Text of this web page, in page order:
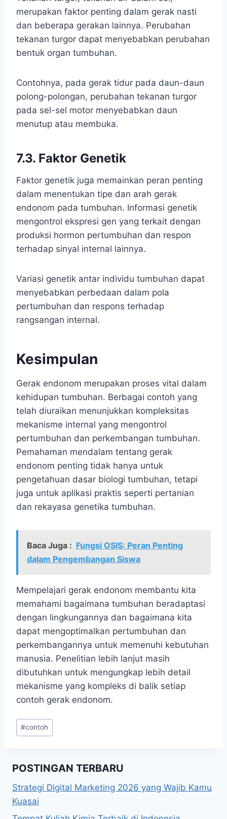
merupakan faktor penting dalam gerak nasti
dan beberapa gerakan lainnya. Perubahan
tekanan turgor dapat menyebabkan perubahan
bentuk organ tumbuhan.
Contohnya, pada gerak tidur pada daun-daun
polong-polongan, perubahan tekanan turgor
pada sel-sel motor menyebabkan daun
menutup atau membuka.
7.3. Faktor Genetik
Faktor genetik juga memainkan peran penting
dalam menentukan tipe dan arah gerak
endonom pada tumbuhan. Informasi genetik
mengontrol ekspresi gen yang terkait dengan
produksi hormon pertumbuhan dan respon
terhadap sinyal internal lainnya.
Variasi genetik antar individu tumbuhan dapat
menyebabkan perbedaan dalam pola
pertumbuhan dan respons terhadap
rangsangan internal.
Kesimpulan
Gerak endonom merupakan proses vital dalam
kehidupan tumbuhan. Berbagai contoh yang
telah diuraikan menunjukkan kompleksitas
mekanisme internal yang mengontrol
pertumbuhan dan perkembangan tumbuhan.
Pemahaman mendalam tentang gerak
endonom penting tidak hanya untuk
pengetahuan dasar biologi tumbuhan, tetapi
juga untuk aplikasi praktis seperti pertanian
dan rekayasa genetika tumbuhan.
Baca Juga : Fungsi OSIS: Peran Penting
dalam Pengembangan Siswa
Mempelajari gerak endonom membantu kita
memahami bagaimana tumbuhan beradaptasi
dengan lingkungannya dan bagaimana kita
dapat mengoptimalkan pertumbuhan dan
perkembangannya untuk memenuhi kebutuhan
manusia. Penelitian lebih lanjut masih
dibutuhkan untuk mengungkap lebih detail
mekanisme yang kompleks di balik setiap
contoh gerak endonom.
Post
Tags:
#contoh
POSTINGAN TERBARU
Strategi Digital Marketing 2026 yang Wajib Kamu
Kuasai